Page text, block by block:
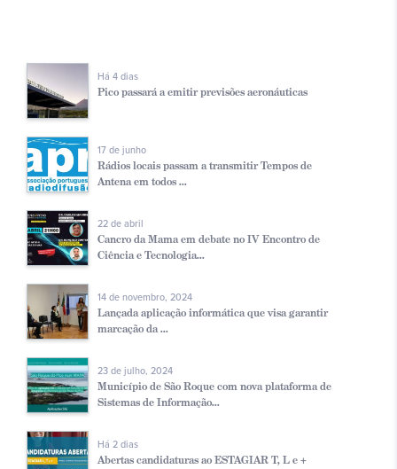
Há 4 dias
Pico passará a emitir previsões aeronáuticas
17 de junho
Rádios locais passam a transmitir Tempos de
Antena em todos ...
22 de abril
Cancro da Mama em debate no IV Encontro de
Ciência e Tecnologia...
14 de novembro, 2024
Lançada aplicação informática que visa garantir
marcação da ...
23 de julho, 2024
Município de São Roque com nova plataforma de
Sistemas de Informação...
Há 2 dias
Abertas candidaturas ao ESTAGIAR T, L e +